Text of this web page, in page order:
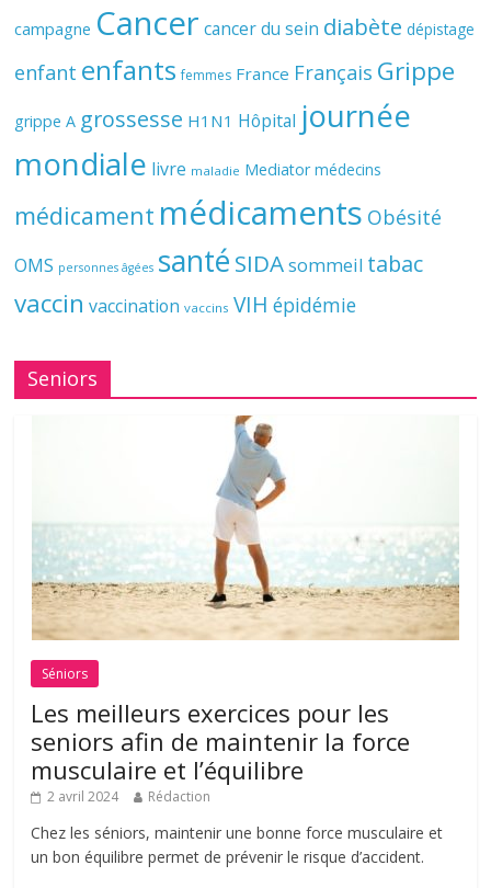
campagne Cancer cancer du sein diabète dépistage
enfant enfants femmes France Français Grippe
grippe A grossesse H1N1 Hôpital journée
mondiale livre maladie Mediator médecins
médicament médicaments Obésité
OMS personnes âgées santé SIDAsommeil tabac
vaccin vaccination vaccins VIH épidémie
Seniors
Séniors
Les meilleurs exercices pour les
seniors afin de maintenir la force
musculaire et l’équilibre
2 avril 2024 Rédaction
Chez les séniors, maintenir une bonne force musculaire et
un bon équilibre permet de prévenir le risque d’accident.